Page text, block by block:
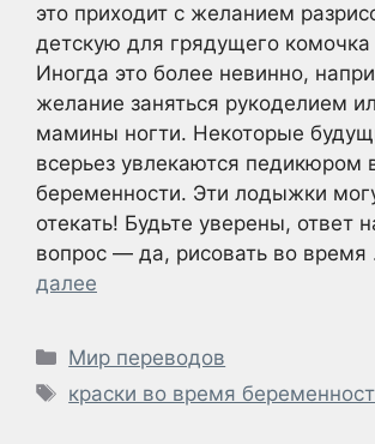
это приходит с желанием
детскую для грядущего комочка
Иногда это более невинно,
желание заняться рукоделием
мамины ногти. Некоторые
всерьез увлекаются педикюром
беременности. Эти лодыжки
отекать! Будьте уверены, ответ
вопрос — да, рисовать во время
далее
Рубрики
Мир переводов
Метки
краски во время